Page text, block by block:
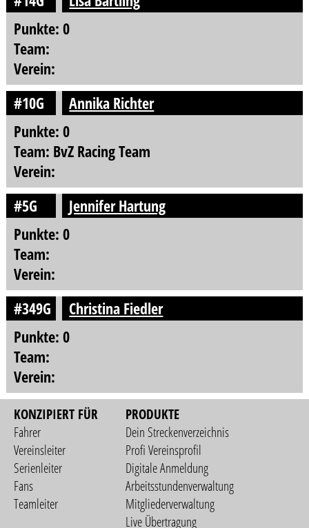
Punkte: 0
Team:
Verein:
#10G
Annika Richter
Punkte: 0
Team: BvZ Racing Team
Verein:
#5G
Jennifer Hartung
Punkte: 0
Team:
Verein:
#349G
Christina Fiedler
Punkte: 0
Team:
Verein:
KONZIPIERT FÜR
Fahrer
Vereinsleiter
Serienleiter
Fans
Teamleiter
PRODUKTE
Dein Streckenverzeichnis
Profi Vereinsprofil
Digitale Anmeldung
Arbeitsstundenverwaltung
Mitgliederverwaltung
Live Übertragung